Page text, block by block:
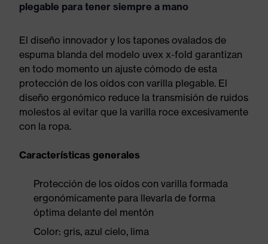
plegable para tener siempre a mano
El diseño innovador y los tapones ovalados de
espuma blanda del modelo uvex x-fold garantizan
en todo momento un ajuste cómodo de esta
protección de los oídos con varilla plegable. El
diseño ergonómico reduce la transmisión de ruidos
molestos al evitar que la varilla roce excesivamente
con la ropa.
Características generales
Protección de los oídos con varilla formada
ergonómicamente para llevarla de forma
óptima delante del mentón
Color: gris, azul cielo, lima